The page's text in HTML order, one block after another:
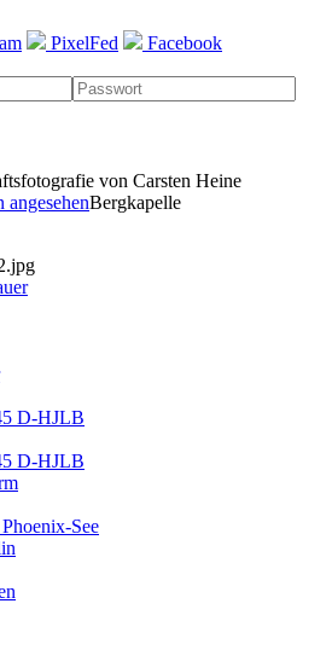
PixelFed
Facebook
von Carsten Heine
angesehenBergkapelle